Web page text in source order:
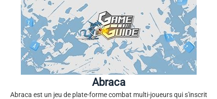
Abraca
Abraca est un jeu de plate-forme combat multi-joueurs qui s'inscrit